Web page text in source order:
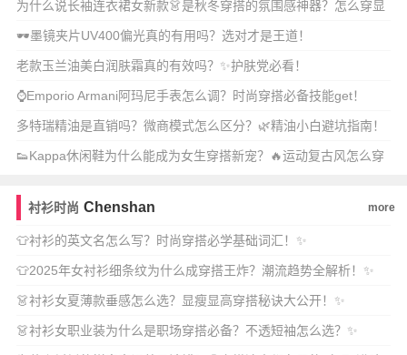
💎
为什么说长袖连衣裙女新款👗是秋冬穿搭的氛围感神器？怎么穿显
瘦又高级？
🕶️墨镜夹片UV400偏光真的有用吗？选对才是王道！
老款玉兰油美白润肤霜真的有效吗？✨护肤党必看！
⌚️Emporio Armani阿玛尼手表怎么调？时尚穿搭必备技能get！
多特瑞精油是直销吗？微商模式怎么区分？🌿精油小白避坑指南！
👟Kappa休闲鞋为什么能成为女生穿搭新宠？🔥运动复古风怎么穿
衬衫时尚 Chenshan more
👕衬衫的英文名怎么写？时尚穿搭必学基础词汇！✨
👕2025年女衬衫细条纹为什么成穿搭王炸？潮流趋势全解析！✨
👗衬衫女夏薄款垂感怎么选？显瘦显高穿搭秘诀大公开！✨
👗衬衫女职业装为什么是职场穿搭必备？不透短袖怎么选？✨